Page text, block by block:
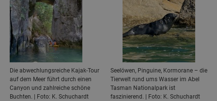
Die abwechlungsreiche Kajak-Tour
auf dem Meer führt durch einen
Canyon und zahlreiche schöne
Buchten. | Foto: K. Schuchardt
Seelöwen, Pinguine, Kormorane – die
Tierwelt rund ums Wasser im Abel
Tasman Nationalpark ist
faszinierend. | Foto: K. Schuchardt